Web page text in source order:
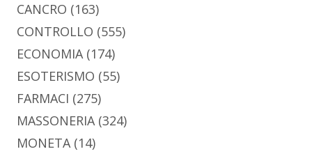
CANCRO (163)
CONTROLLO (555)
ECONOMIA(174)
ESOTERISMO (55)
FARMACI (275)
MASSONERIA(324)
MONETA(14)